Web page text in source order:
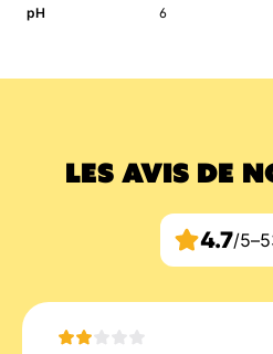
pH 6
LES AVIS DE
4.7/5–